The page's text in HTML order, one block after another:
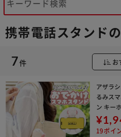
携帯電話スタンド
7件 お
アザラ
るみス
ン キー
マルス
タンド
19ポイ
カートに入れる